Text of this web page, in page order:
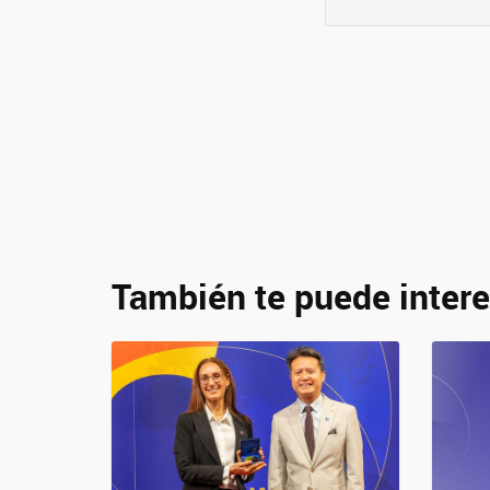
También te puede